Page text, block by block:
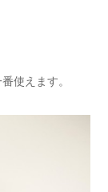
使えます。